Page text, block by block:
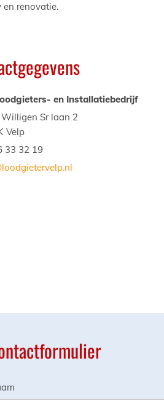
en renovatie.
en Installatiebedrijf
Sr laan 2
Velp
33 32 19